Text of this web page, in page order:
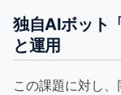
独自AIボット
と運用
この課題に対し